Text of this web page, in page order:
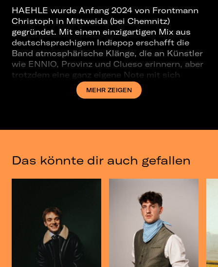
HAEHLE wurde Anfang 2024 von Frontmann
Christoph in Mittweida (bei Chemnitz)
gegründet. Mit einem einzigartigen Mix aus
deutschsprachigem Indiepop erschafft die
Band atmosphärische Klänge, die an Künstler
wie ENNIO, Provinz und Clueso erinnern, aber
trotzdem eine ganz eigene Note mit sich
Melancholie in allen Geschmacksrichtungen
um Themen wie Liebe, Sehnsucht und
Rock, Gospel und Funk - verleihen der Musik
MEHR ZEIGEN
Das könnte dir auch gefallen